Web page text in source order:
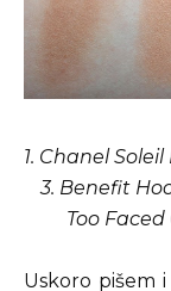
1. Chanel
3. Benefit
Too
Uskoro pišem